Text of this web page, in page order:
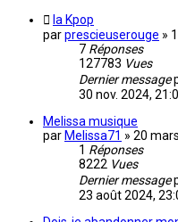
la Kpop
parprescieuserouge »
7 Réponses
127783 Vues
Dernier message
30 nov. 2024,
Melissa musique
par Melissa71 » 20
1 Réponses
8222 Vues
Dernier message
23 août 2024,